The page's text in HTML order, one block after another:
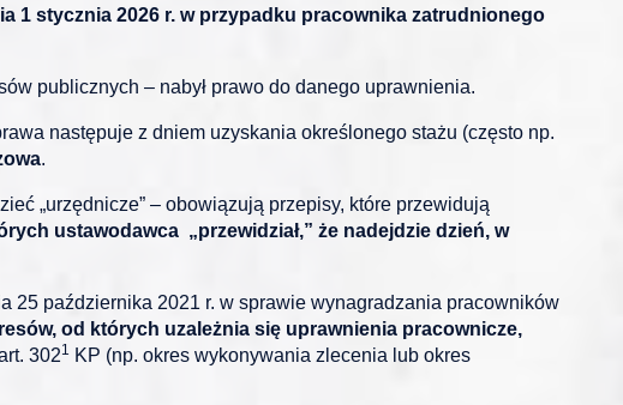
1 stycznia 2026 r. w przypadku pracownika zatrudnionego
publicznych – nabył prawo do danego uprawnienia.
następuje z dniem uzyskania określonego stażu (często np.
.
„urzędnicze” – obowiązują przepisy, które przewidują
ustawodawca „przewidział,” że nadejdzie dzień, w
25 października 2021 r. w sprawie wynagradzania pracowników
od których uzależnia się uprawnienia pracownicze,
3021 KP (np. okres wykonywania zlecenia lub okres